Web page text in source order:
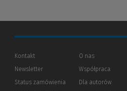
Kontakt
Newsletter
Status zamówienia
O nas
Współpraca
Dla autorów(Nowe
(Link